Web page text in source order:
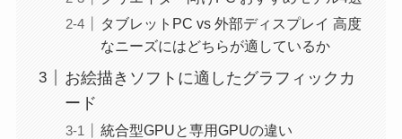
タブレットPC vs 外部ディスプレイ 高度
なニーズにはどちらが適しているか
お絵描きソフトに適したグラフィックカ
ード
統合型GPUと専用GPUの違い